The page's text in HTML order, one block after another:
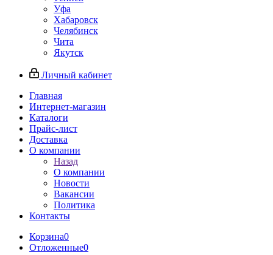
Уфа
Хабаровск
Челябинск
Чита
Якутск
Личный кабинет
Главная
Интернет-магазин
Каталоги
Прайс-лист
Доставка
О компании
Назад
О компании
Новости
Вакансии
Политика
Контакты
Корзина0
Отложенные0